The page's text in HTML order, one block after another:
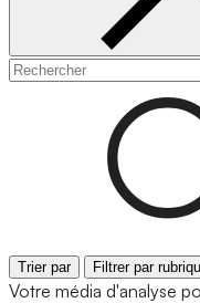
Trier par Filtrer par
Votre média d'analyse